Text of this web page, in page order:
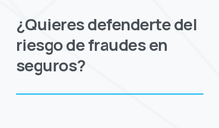
¿Quieres defenderte del
riesgo de fraudes en
seguros?